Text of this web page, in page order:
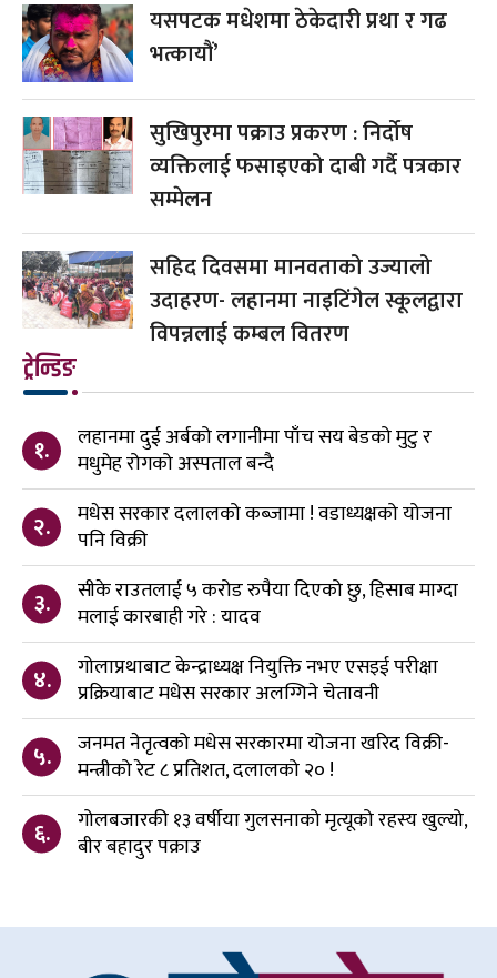
यसपटक मधेशमा ठेकेदारी प्रथा र गढ
भत्कायौं’
सुखिपुरमा पक्राउ प्रकरण : निर्दोष
व्यक्तिलाई फसाइएको दाबी गर्दै पत्रकार
सम्मेलन
सहिद दिवसमा मानवताको उज्यालो
उदाहरण- लहानमा नाइटिंगेल स्कूलद्वारा
विपन्नलाई कम्बल वितरण
ट्रेन्डिङ
१.
लहानमा दुई अर्बको लगानीमा पाँच सय बेडको मुटु र
मधुमेह रोगको अस्पताल बन्दै
२.
मधेस सरकार दलालको कब्जामा ! वडाध्यक्षको योजना
पनि विक्री
३.
सीके राउतलाई ५ करोड रुपैया दिएको छु, हिसाब माग्दा
मलाई कारबाही गरे : यादव
४.
गोलाप्रथाबाट केन्द्राध्यक्ष नियुक्ति नभए एसइई परीक्षा
प्रक्रियाबाट मधेस सरकार अलग्गिने चेतावनी
५.
जनमत नेतृत्वको मधेस सरकारमा योजना खरिद विक्री-
मन्त्रीको रेट ८ प्रतिशत, दलालको २० !
६.
गोलबजारकी १३ वर्षीया गुलसनाको मृत्यूको रहस्य खुल्यो,
बीर बहादुर पक्राउ